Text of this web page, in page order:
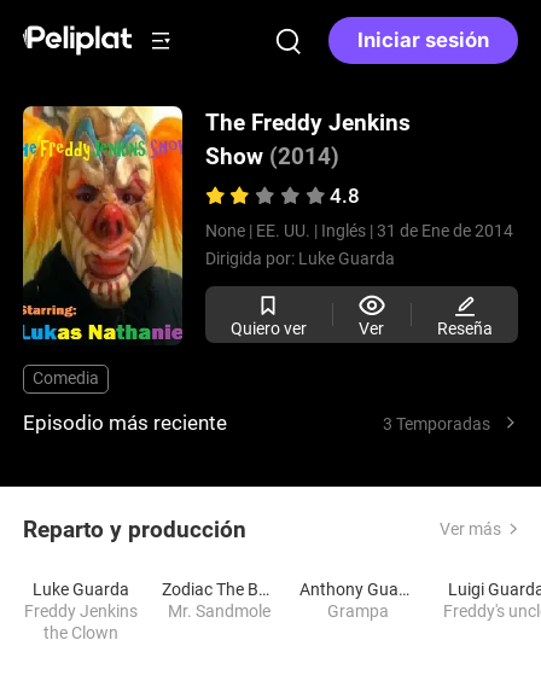
Iniciar sesión
The Freddy Jenkins
Show (2014)
4.8
None | EE. UU. | Inglés | 31 de Ene de 2014
Dirigida por: Luke Guarda
Quiero ver Ver Reseña
Comedia
Episodio más reciente 3 Temporadas
Reparto y producción Ver más
Luke Guarda
Freddy Jenkins
the Clown
Zodiac The Bearded Dragon
Mr. Sandmole
Anthony Guarda
Grampa
Luigi
Freddy's